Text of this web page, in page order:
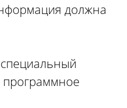
должна
программное